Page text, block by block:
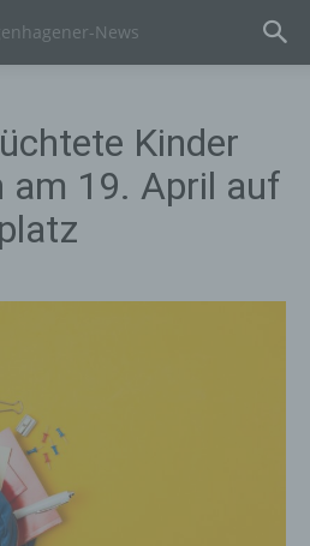
Kinder
am 19. April auf